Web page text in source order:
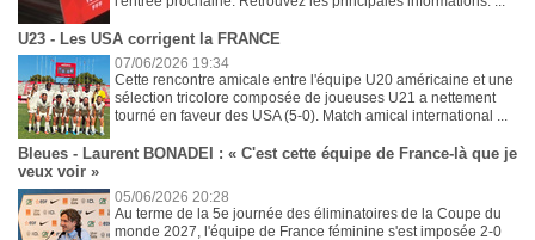
U23 - Les USA corrigent la FRANCE
07/06/2026 19:34
Cette rencontre amicale entre l'équipe U20 américaine et une
sélection tricolore composée de joueuses U21 a nettement
tourné en faveur des USA (5-0). Match amical international ...
Bleues - Laurent BONADEI : « C'est cette équipe de France-là que je
veux voir »
05/06/2026 20:28
Au terme de la 5e journée des éliminatoires de la Coupe du
monde 2027, l'équipe de France féminine s'est imposée 2-0